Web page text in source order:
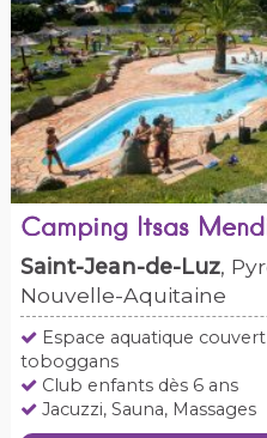
Camping Itsas
Saint-Jean-de-Luz,
Nouvelle-Aquitaine
Espace aquatique
toboggans
Club enfants dès 6 ans
Jacuzzi, Sauna, Massages